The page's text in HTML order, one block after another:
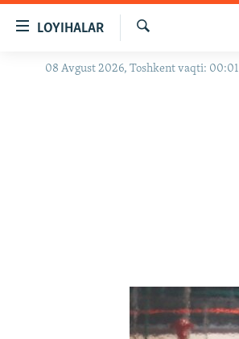
Бош
LOYIHALAR
OZODLIK SURISHTIRUVLARI
Излаш
08 Avgust 2026, Toshkent vaqti: 00:01